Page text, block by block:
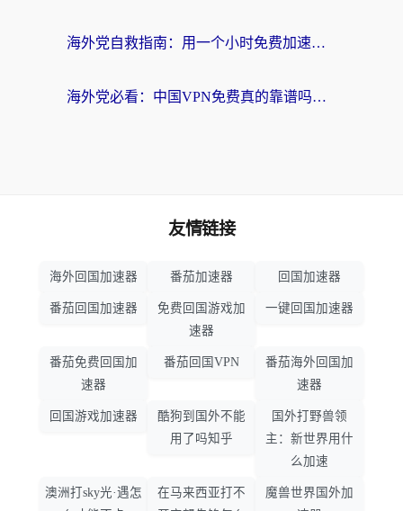
海外党自救指南：用一个小时免费加速器，轻松打破国内资源访问壁垒？
海外党必看：中国VPN免费真的靠谱吗？手把手教你选对回国加速器
友情链接
海外回国加速器 番茄加速器 回国加速器
番茄回国加速器
免费回国游戏加
速器
一键回国加速器
番茄免费回国加
速器
番茄回国VPN
番茄海外回国加
速器
回国游戏加速器
酷狗到国外不能
用了吗知乎
国外打野兽领
主：新世界用什
么加速
澳洲打sky光·遇怎
在马来西亚打不
魔兽世界国外加